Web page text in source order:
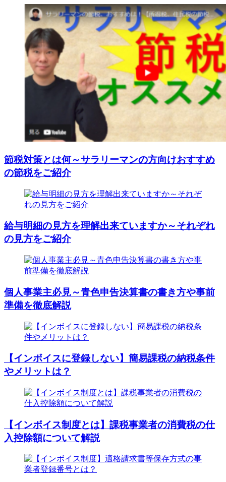
節税対策とは何～サラリーマンの方向けおすすめ
の節税をご紹介
給与明細の見方を理解出来ていますか～それぞれ
の見方をご紹介
個人事業主必見～青色申告決算書の書き方や事前
準備を徹底解説
【インボイスに登録しない】簡易課税の納税条件
やメリットは？
【インボイス制度とは】課税事業者の消費税の仕
入控除額について解説